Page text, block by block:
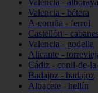
Valencia - alboraya
Valencia - bétera
A-coruña - ferrol
Castellón -
Valencia - godella
Alicante -
Cádiz - conil-de-
Badajoz - badajoz
Albacete - hellín